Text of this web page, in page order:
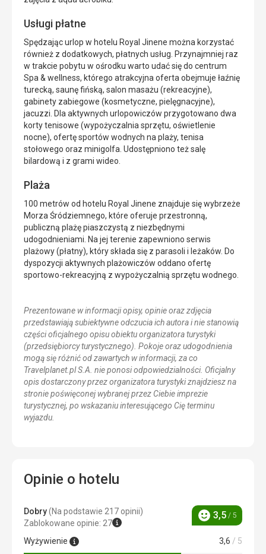
Usługi płatne
Spędzając urlop w hotelu Royal Jinene można korzystać
również z dodatkowych, płatnych usług. Przynajmniej raz
w trakcie pobytu w ośrodku warto udać się do centrum
Spa & wellness, którego atrakcyjna oferta obejmuje łaźnię
turecką, saunę fińską, salon masażu (rekreacyjne),
gabinety zabiegowe (kosmetyczne, pielęgnacyjne),
jacuzzi. Dla aktywnych urlopowiczów przygotowano dwa
korty tenisowe (wypożyczalnia sprzętu, oświetlenie
nocne), ofertę sportów wodnych na plaży, tenisa
stołowego oraz minigolfa. Udostępniono też salę
bilardową i z grami wideo.
Plaża
100 metrów od hotelu Royal Jinene znajduje się wybrzeże
Morza Śródziemnego, które oferuje przestronną,
publiczną plażę piaszczystą z niezbędnymi
udogodnieniami. Na jej terenie zapewniono serwis
plażowy (płatny), który składa się z parasoli i leżaków. Do
dyspozycji aktywnych plażowiczów oddano ofertę
sportowo-rekreacyjną z wypożyczalnią sprzętu wodnego.
Prezentowane w informacji opisy, opinie oraz zdjęcia
przedstawiają subiektywne odczucia ich autora i nie stanowią
części oficjalnego opisu obiektu organizatora turystyki
(przedsiębiorcy turystycznego). Pokoje oraz udogodnienia
mogą się różnić od zawartych w informacji, za co
Travelplanet.pl S.A. nie ponosi odpowiedzialności. Oficjalny
opis dostarczony przez organizatora turystyki znajdziesz na
stronie poświęconej wybranej przez Ciebie imprezie
turystycznej, po wskazaniu interesującego Cię terminu
wyjazdu.
Opinie o hotelu
Dobry(Na podstawie 217 opinii)
Zablokowane opinie: 27
Ocena
3,5 / 5
Wyżywienie 3,6 / 5